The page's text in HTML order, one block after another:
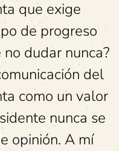
que exige
de progreso
dudar nunca?
del
como un valor
nunca se
opinión. A mí